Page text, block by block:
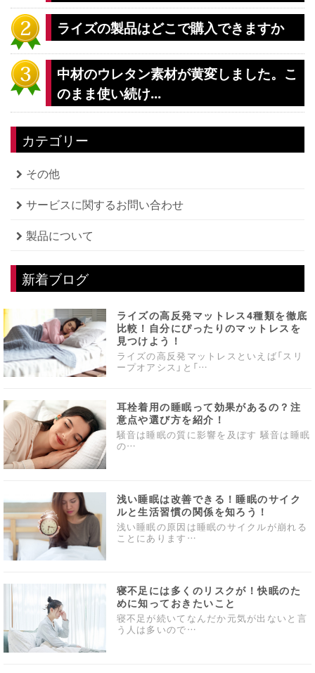
ライズの製品はどこで購入できますか
中材のウレタン素材が黄変しました。こ
のまま使い続け...
カテゴリー
その他
サービスに関するお問い合わせ
製品について
新着ブログ
ライズの高反発マットレス4種類を徹底
比較！自分にぴったりのマットレスを
見つけよう！
ライズの高反発マットレスといえば「スリ
ープオアシス」と「…
耳栓着用の睡眠って効果があるの？注
意点や選び方を紹介！
騒音は睡眠の質に影響を及ぼす 騒音は睡眠
の…
浅い睡眠は改善できる！睡眠のサイク
ルと生活習慣の関係を知ろう！
浅い睡眠の原因は睡眠のサイクルが崩れる
ことにあります…
寝不足には多くのリスクが！快眠のた
めに知っておきたいこと
寝不足が続いてなんだか元気が出ないと言
う人は多いので…